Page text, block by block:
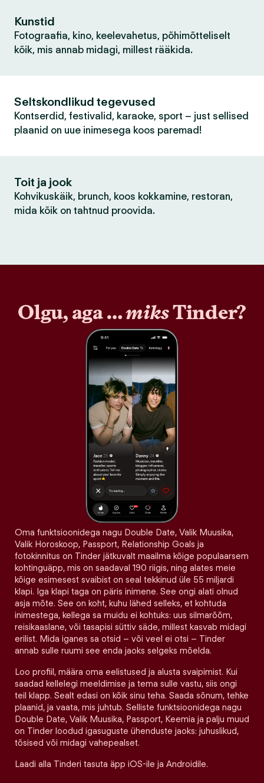
Kunstid
Fotograafia, kino, keelevahetus, põhimõtteliselt
kõik, mis annab midagi, millest rääkida.
Seltskondlikud tegevused
Kontserdid, festivalid, karaoke, sport – just sellised
plaanid on uue inimesega koos paremad!
Toit ja jook
Kohvikuskäik, brunch, koos kokkamine, restoran,
mida kõik on tahtnud proovida.
Olgu, aga …miksTinder?
Oma funktsioonidega nagu Double Date, Valik Muusika,
Valik Horoskoop, Passport, Relationship Goals ja
fotokinnitus on Tinder jätkuvalt maailma kõige populaarsem
kohtinguäpp, mis on saadaval 190 riigis, ning alates meie
kõige esimesest svaibist on seal tekkinud üle 55 miljardi
klapi. Iga klapi taga on päris inimene. See ongi alati olnud
asja mõte. See on koht, kuhu lähed selleks, et kohtuda
inimestega, kellega sa muidu ei kohtuks: uus silmarõõm,
reisikaaslane, või tasapisi süttiv säde, millest kasvab midagi
erilist. Mida iganes sa otsid – või veel ei otsi – Tinder
annab sulle ruumi see enda jaoks selgeks mõelda.
Loo profiil, määra oma eelistused ja alusta svaipimist. Kui
saadad kellelegi meeldimise ja tema sulle vastu, siis ongi
teil klapp. Sealt edasi on kõik sinu teha. Saada sõnum, tehke
plaanid, ja vaata, mis juhtub. Selliste funktsioonidega nagu
Double Date, Valik Muusika, Passport, Keemia ja palju muud
on Tinder loodud igasuguste ühenduste jaoks: juhuslikud,
tõsised või midagi vahepealset.
Laadi alla Tinderi tasuta äpp iOS-ile ja Androidile.